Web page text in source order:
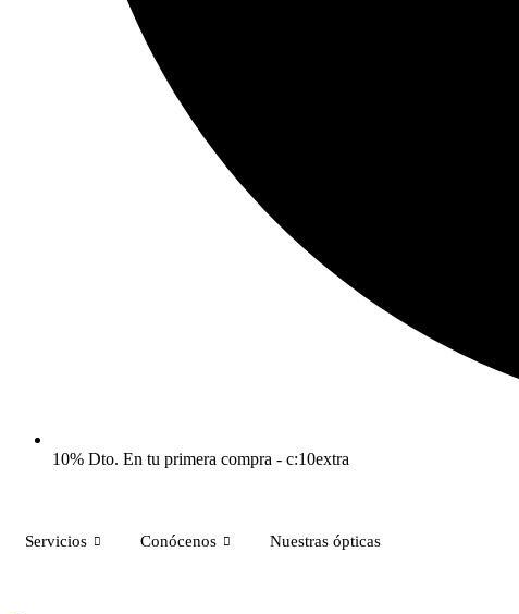
10% Dto. En tu primera compra - c:10extra
Servicios Conócenos Nuestras ópticas